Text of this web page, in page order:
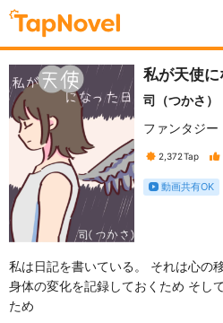
私が天使に
司（つかさ）
ファンタジー
2,372Tap
動画共有OK
私は日記を書いている。 それは心の
身体の変化を記録しておくため そし
ため